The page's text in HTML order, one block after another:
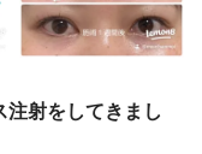
射をしてきまし